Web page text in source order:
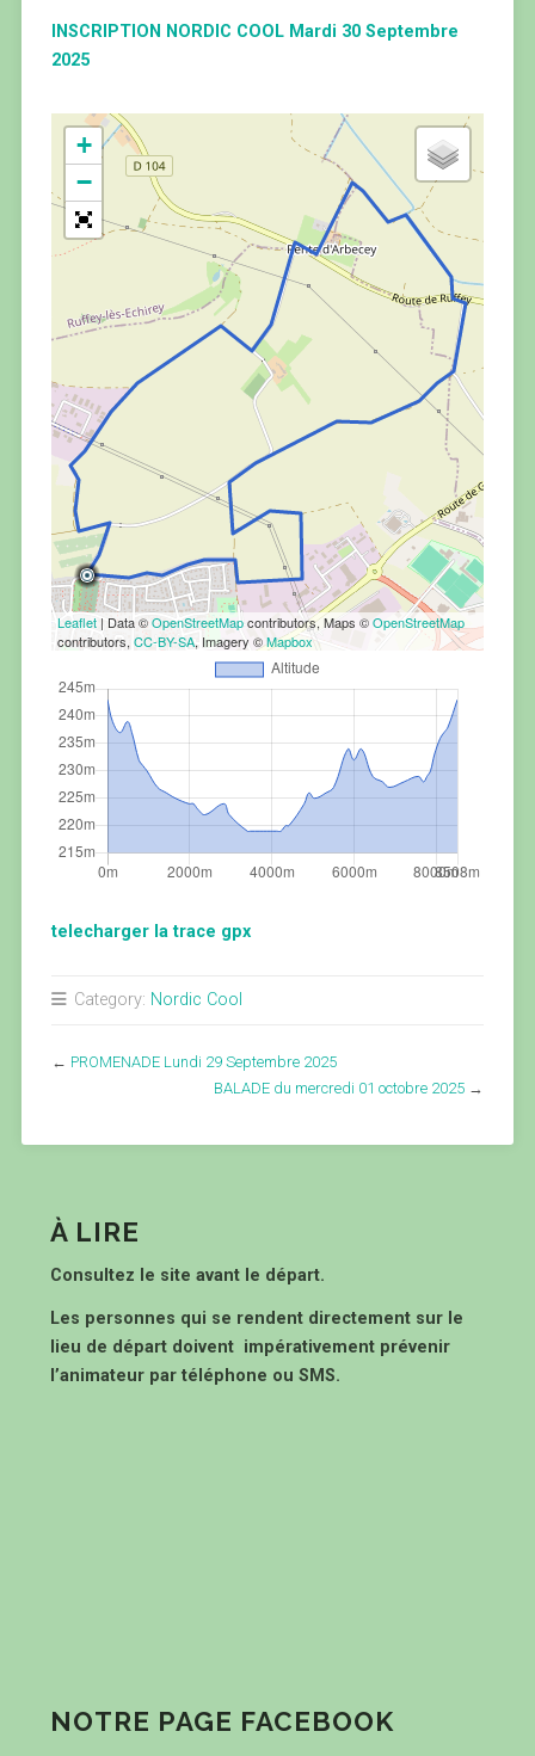
INSCRIPTION NORDIC COOL Mardi 30 Septembre
2025
+
−
Leaflet| Data ©OpenStreetMapcontributors, Maps ©OpenStreetMap
contributors, CC-BY-SA, Imagery ©Mapbox
telecharger la trace gpx
Category: Nordic Cool
← PROMENADE Lundi 29 Septembre 2025
BALADE du mercredi 01 octobre 2025 →
À LIRE
Consultez le site avant le départ.
Les personnes qui se rendent directement sur le
lieu de départ doivent impérativement prévenir
l’animateur par téléphone ou SMS.
NOTRE PAGE FACEBOOK